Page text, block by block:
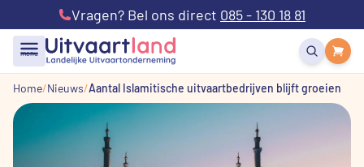
Vragen? Bel ons direct 085 - 130 18 81
menu
Home Nieuws Aantal Islamitische uitvaartbedrijven blijft groeien